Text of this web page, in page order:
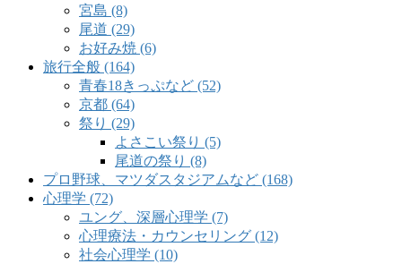
宮島 (8)
尾道 (29)
お好み焼 (6)
旅行全般 (164)
青春18きっぷなど (52)
京都 (64)
祭り (29)
よさこい祭り (5)
尾道の祭り (8)
プロ野球、マツダスタジアムなど (168)
心理学 (72)
ユング、深層心理学 (7)
心理療法・カウンセリング (12)
社会心理学 (10)